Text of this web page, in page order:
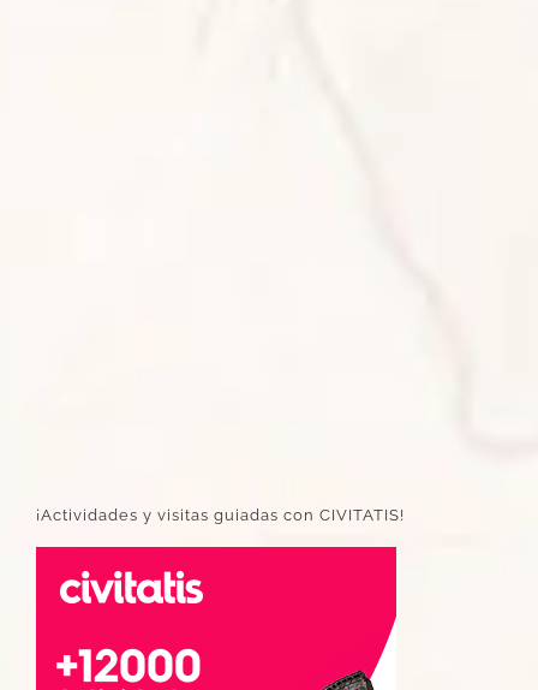
¡Actividades y visitas guiadas con CIVITATIS!